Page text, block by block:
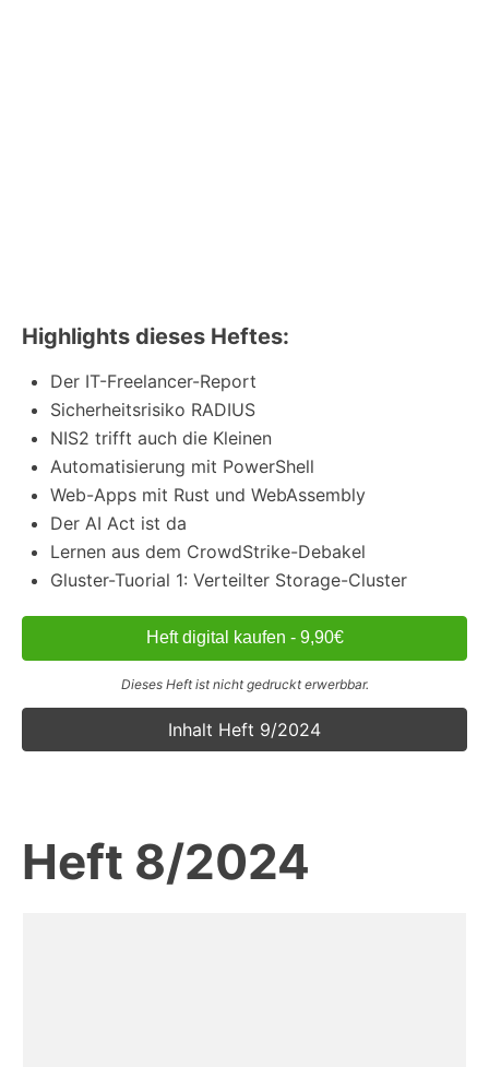
Highlights dieses Heftes:
Der IT-Freelancer-Report
Sicherheitsrisiko RADIUS
NIS2 trifft auch die Kleinen
Automatisierung mit PowerShell
Web-Apps mit Rust und WebAssembly
Der AI Act ist da
Lernen aus dem CrowdStrike-Debakel
Gluster-Tuorial 1: Verteilter Storage-Cluster
Heft digital kaufen - 9,90€
Dieses Heft ist nicht gedruckt erwerbbar.
Inhalt Heft 9/2024
Heft 8/2024